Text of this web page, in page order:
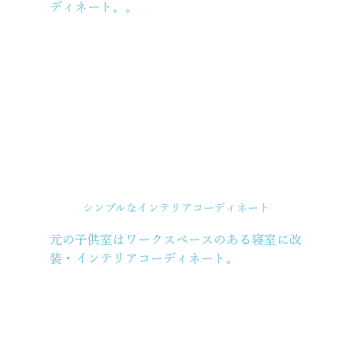
ディネート。。
シンプルなインテリアコーディネート
元の子供室はワークスペースのある寝室に改
装・インテリアコーディネート。